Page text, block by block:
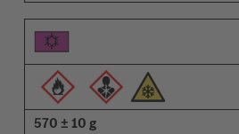
570 ± 10 g